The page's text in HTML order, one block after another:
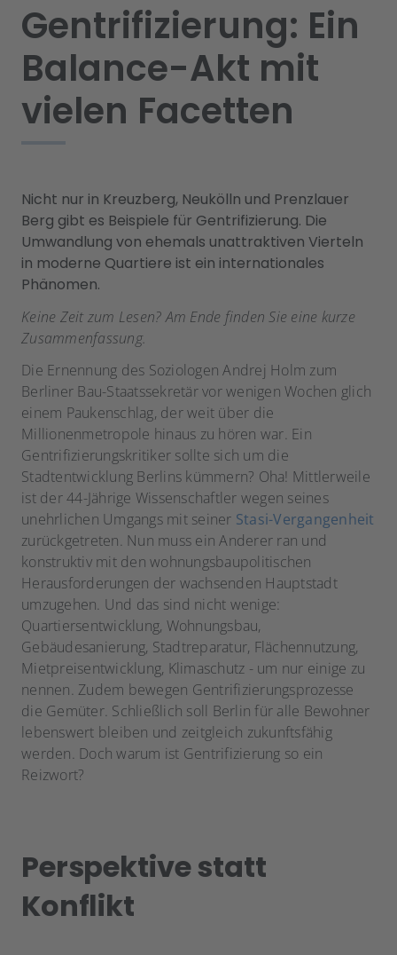
Gentrifizierung: Ein
Balance-Akt mit
vielen Facetten
Nicht nur in Kreuzberg, Neukölln und Prenzlauer
Berg gibt es Beispiele für Gentrifizierung. Die
Umwandlung von ehemals unattraktiven Vierteln
in moderne Quartiere ist ein internationales
Phänomen.
Keine Zeit zum Lesen? Am Ende finden Sie eine kurze
Zusammenfassung.
Die Ernennung des Soziologen Andrej Holm zum
Berliner Bau-Staatssekretär vor wenigen Wochen glich
einem Paukenschlag, der weit über die
Millionenmetropole hinaus zu hören war. Ein
Gentrifizierungskritiker sollte sich um die
Stadtentwicklung Berlins kümmern? Oha! Mittlerweile
ist der 44-Jährige Wissenschaftler wegen seines
unehrlichen Umgangs mit seiner Stasi-Vergangenheit
zurückgetreten. Nun muss ein Anderer ran und
konstruktiv mit den wohnungsbaupolitischen
Herausforderungen der wachsenden Hauptstadt
umzugehen. Und das sind nicht wenige:
Quartiersentwicklung, Wohnungsbau,
Gebäudesanierung, Stadtreparatur, Flächennutzung,
Mietpreisentwicklung, Klimaschutz - um nur einige zu
nennen. Zudem bewegen Gentrifizierungsprozesse
die Gemüter. Schließlich soll Berlin für alle Bewohner
lebenswert bleiben und zeitgleich zukunftsfähig
werden. Doch warum ist Gentrifizierung so ein
Reizwort?
Perspektive statt
Konflikt